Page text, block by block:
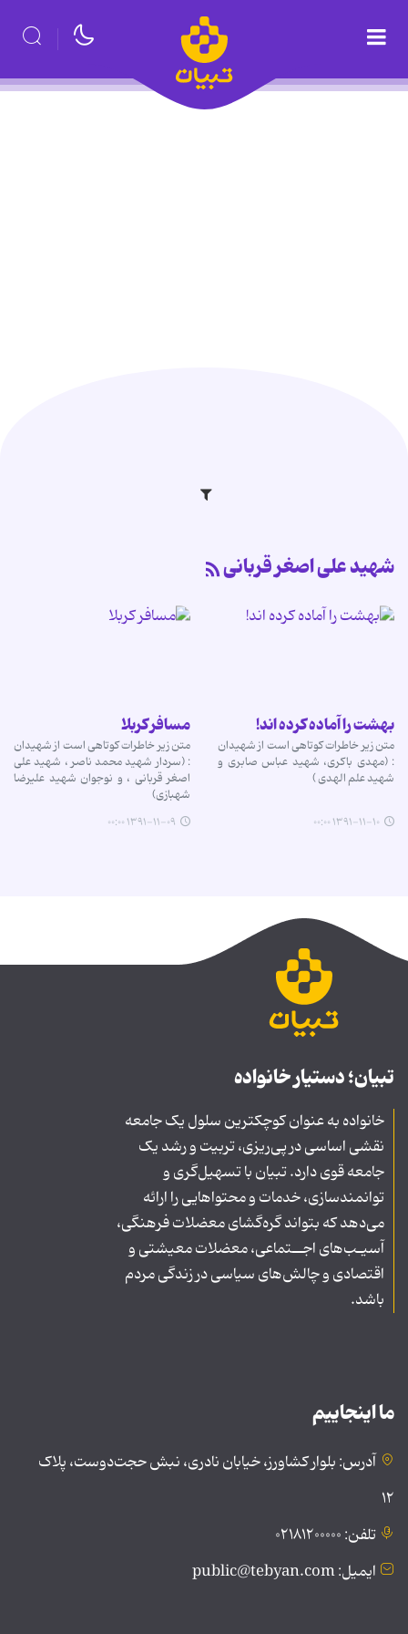
شهید علی اصغر قربانی
بهشت را آماده کرده اند!
متن زیر خاطرات کوتاهی است از شهیدان
: (مهدی باکری، شهید عباس صابری و
شهید علم الهدی )
۱۳۹۱-۱۱-۱۰ ۰۰:۰۰
مسافر کربلا
متن زیر خاطرات کوتاهی است از شهیدان
: (سردار شهید محمد ناصر ، شهید علی
اصغر قربانی ، و نوجوان شهید علیرضا
شهبازی)
۱۳۹۱-۱۱-۰۹ ۰۰:۰۰
تبیان؛ دستیار خانواده
خانواده به عنوان کوچکترین سلول یک جامعه
نقشی اساسی در پی‌ریزی، تربیت و رشد یک
جامعه قوی دارد. تبیان با تسهیل‌گری و
توانمندسازی، خدمات و محتواهایی را ارائه
می‌دهد که بتواند گره‌گشای معضلات فرهنگی،
آسیـب‌های اجــتماعی، معضلات معیشتی و
اقتصادی و چالش‌های سیاسی در زندگی مردم
باشد.
ما اینجاییم
آدرس: بلوار کشاورز، خیابان نادری، نبش حجت‌دوست، پلاک
۱۲
تلفن: ۰۲۱۸۱۲۰۰۰۰۰
ایمیل: public@tebyan.com